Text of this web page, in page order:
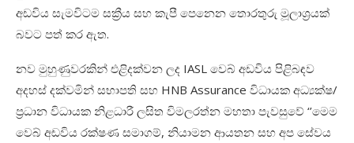
අඩවිය සැමවිටම සක්‍රීය සහ කැපී පෙනෙන තොරතුරු මූලාශ්‍රයක්
බවට පත් කර ඇත.
නව මුහුණුවරකින් එළිදක්වන ලද IASL වෙබ් අඩවිය පිළිබඳව
අදහස් දක්වමින් සභාපති සහ HNB Assurance විධායක අධ්‍යක්ෂ/
ප්‍රධාන විධායක නිළධාරී ලසිත විමලරත්න මහතා පැවසුවේ ‘’මෙම
වෙබ් අඩවිය රක්ෂණ සමාගම්, නියාමන ආයතන සහ අප සේවය